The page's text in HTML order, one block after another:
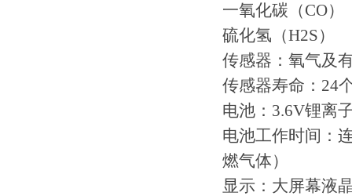
一氧化碳（
硫化氢（H2S
传感器：氧气及
传感器寿命：24
电池：3.6V锂离
电池工作时间：
燃气体）
显示：大屏幕液